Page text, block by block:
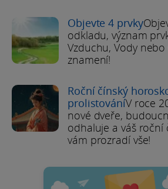
Objevte 4 prvky
odkladu, význam
Vzduchu, Vody
znamení!
Roční čínský
prolistováníV roce
nové dveře,
odhaluje a váš roční
vám prozradí vše!